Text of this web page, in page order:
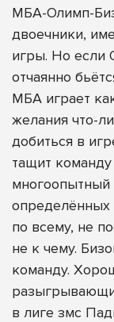
МБА-Олимп-
двоечники,
игры. Но если
отчаянно
МБА играет
желания что-
добиться в
тащит
многоопытный
определённых
по всему, не
не к чему.
команду.
в лиге змс